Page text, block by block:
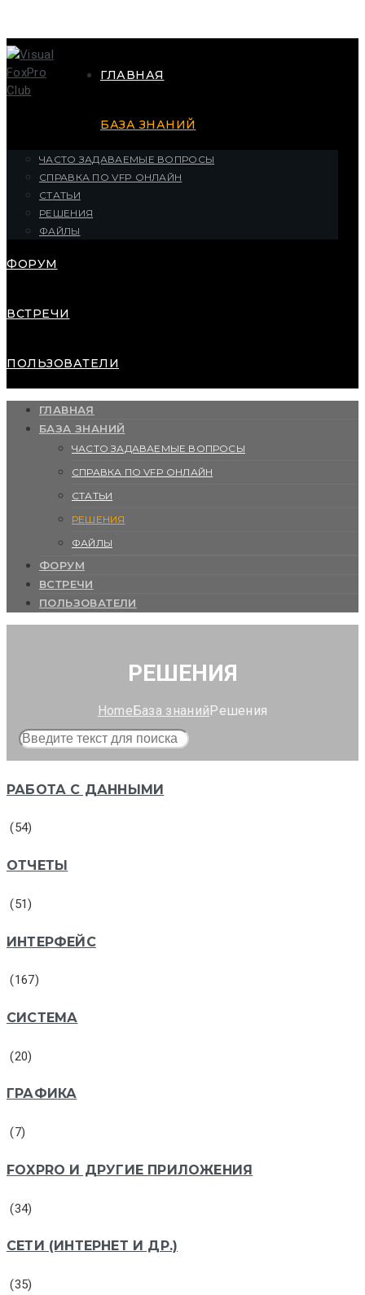
ГЛАВНАЯ
БАЗА ЗНАНИЙ
ЧАСТО ЗАДАВАЕМЫЕ ВОПРОСЫ
СПРАВКА ПО VFP ОНЛАЙН
СТАТЬИ
РЕШЕНИЯ
ФАЙЛЫ
ФОРУМ
ВСТРЕЧИ
ПОЛЬЗОВАТЕЛИ
ГЛАВНАЯ
БАЗА ЗНАНИЙ
ЧАСТО ЗАДАВАЕМЫЕ ВОПРОСЫ
СПРАВКА ПО VFP ОНЛАЙН
СТАТЬИ
РЕШЕНИЯ
ФАЙЛЫ
ФОРУМ
ВСТРЕЧИ
ПОЛЬЗОВАТЕЛИ
РЕШЕНИЯ
HomeБаза знанийРешения
РАБОТА С ДАННЫМИ
(54)
ОТЧЕТЫ
(51)
ИНТЕРФЕЙС
(167)
СИСТЕМА
(20)
ГРАФИКА
(7)
FOXPRO И ДРУГИЕ ПРИЛОЖЕНИЯ
(34)
СЕТИ (ИНТЕРНЕТ И ДР.)
(35)